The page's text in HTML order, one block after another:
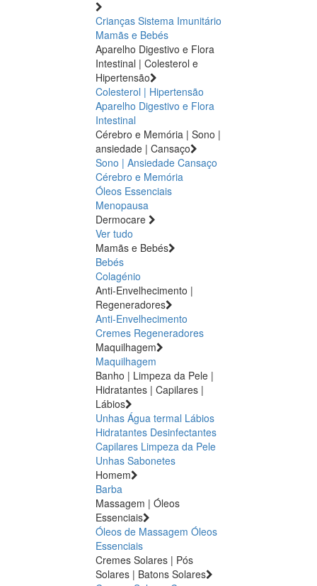
Crianças Sistema Imunitário
Mamãs e Bebés
Aparelho Digestivo e Flora
Intestinal | Colesterol e
Hipertensão
Colesterol | Hipertensão
Aparelho Digestivo e Flora
Intestinal
Cérebro e Memória | Sono |
ansiedade | Cansaço
Sono | Ansiedade Cansaço
Cérebro e Memória
Óleos Essenciais
Menopausa
Dermocare
Ver tudo
Mamãs e Bebés
Bebés
Colagénio
Anti-Envelhecimento |
Regeneradores
Anti-Envelhecimento
Cremes Regeneradores
Maquilhagem
Maquilhagem
Banho | Limpeza da Pele |
Hidratantes | Capilares |
Lábios
Unhas Água termal Lábios
Hidratantes Desinfectantes
Capilares Limpeza da Pele
Unhas Sabonetes
Homem
Barba
Massagem | Óleos
Essenciais
Óleos de Massagem Óleos
Essenciais
Cremes Solares | Pós
Solares | Batons Solares